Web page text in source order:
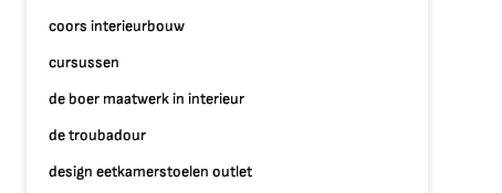
Maatwerk:
Droomruimte
coors interieurbouw
cursussen
de boer maatwerk in interieur
de troubadour
design eetkamerstoelen outlet